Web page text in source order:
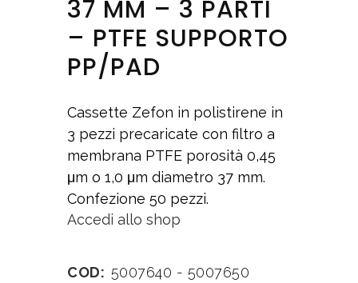
37 MM – 3 PARTI
– PTFE SUPPORTO
PP/PAD
Cassette Zefon in polistirene in
3 pezzi precaricate con filtro a
membrana PTFE porosità 0,45
μm o 1,0 μm diametro 37 mm.
Confezione 50 pezzi.
Accedi allo shop
COD: 5007640 - 5007650